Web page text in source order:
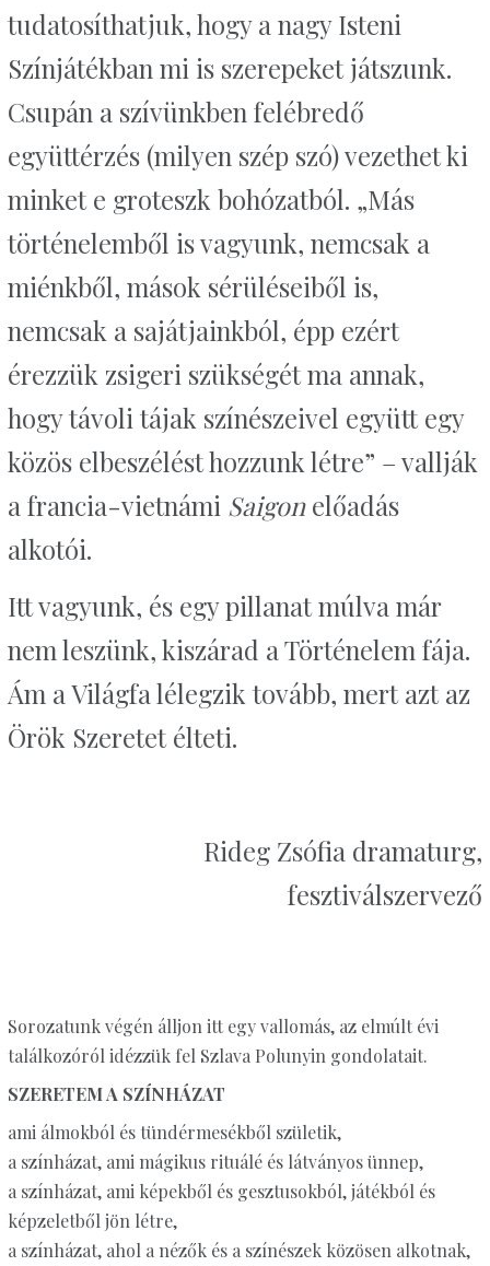
tudatosíthatjuk, hogy a nagy Isteni
Színjátékban mi is szerepeket játszunk.
Csupán a szívünkben felébredő
együttérzés (milyen szép szó) vezethet ki
minket e groteszk bohózatból. „Más
történelemből is vagyunk, nemcsak a
miénkből, mások sérüléseiből is,
nemcsak a sajátjainkból, épp ezért
érezzük zsigeri szükségét ma annak,
hogy távoli tájak színészeivel együtt egy
közös elbeszélést hozzunk létre” – vallják
a francia-vietnámi Saigonelőadás
alkotói.
Itt vagyunk, és egy pillanat múlva már
nem leszünk, kiszárad a Történelem fája.
Ám a Világfa lélegzik tovább, mert azt az
Örök Szeretet élteti.
Rideg Zsófia dramaturg,
fesztiválszervező
Sorozatunk végén álljon itt egy vallomás, az elmúlt évi
találkozóról idézzük fel Szlava Polunyin gondolatait.
SZERETEM A SZÍNHÁZAT
ami álmokból és tündérmesékből születik,
a színházat, ami mágikus rituálé és látványos ünnep,
a színházat, ami képekből és gesztusokból, játékból és
képzeletből jön létre,
a színházat, ahol a nézők és a színészek közösen alkotnak,